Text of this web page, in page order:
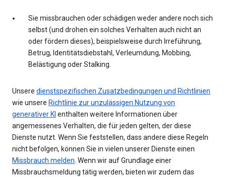
Sie missbrauchen oder schädigen weder andere noch sich
selbst (und drohen ein solches Verhalten auch nicht an
oder fördern dieses), beispielsweise durch Irreführung,
Betrug, Identitätsdiebstahl, Verleumdung, Mobbing,
Belästigung oder Stalking.
Unsere dienstspezifischen Zusatzbedingungen und Richtlinien
wie unsere Richtlinie zur unzulässigen Nutzung von
generativer KI enthalten weitere Informationen über
angemessenes Verhalten, die für jeden gelten, der diese
Dienste nutzt. Wenn Sie feststellen, dass andere diese Regeln
nicht befolgen, können Sie in vielen unserer Dienste einen
Missbrauch melden. Wenn wir auf Grundlage einer
Missbrauchsmeldung tätig werden, bieten wir zudem das